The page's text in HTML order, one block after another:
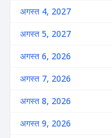
अगस्त 4, 2027
अगस्त 5, 2027
अगस्त 6, 2026
अगस्त 7, 2026
अगस्त 8, 2026
अगस्त 9, 2026